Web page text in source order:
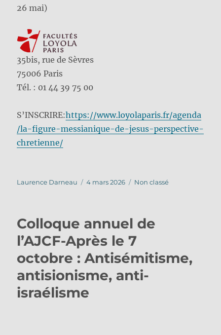
26 mai)
35bis, rue de Sèvres
75006 Paris
Tél. : 01 44 39 75 00
S’INSCRIRE:https://www.loyolaparis.fr/agenda
/la-figure-messianique-de-jesus-perspective-
chretienne/
Auteur
Laurence Darneau
Publié
4 mars 2026 Catégories
Non classé
Colloque annuel de
l’AJCF-Après le 7
octobre : Antisémitisme,
antisionisme, anti-
israélisme